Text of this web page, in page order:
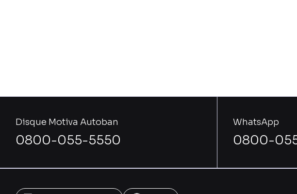
Disque Motiva Autoban
0800-055-5550
WhatsApp
0800-